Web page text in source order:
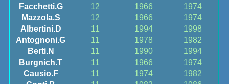
Facchetti.G
12 1966
1974
Mazzola.S
12 1966
1974
Albertini.D
11 1994
1998
Antognoni.G
11 1978
1982
Berti.N
11 1990
1994
Burgnich.T
11 1966
1974
Causio.F
11 1974
1982